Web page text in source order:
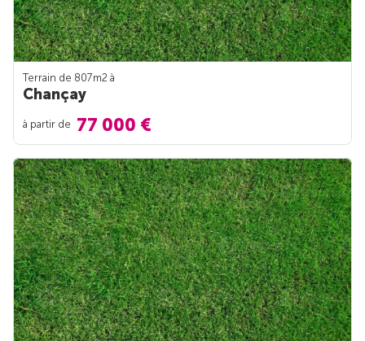
Terrain de 807m2 à
Chançay
à partir de 77 000 €